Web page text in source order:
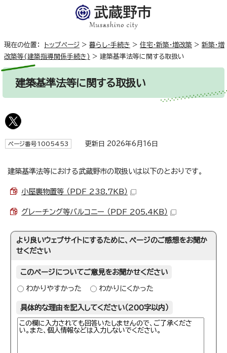
現在の位置： トップページ > 暮らし・手続き > 住宅・新築・増改築 > 新築・増
改築等(建築指導関係手続き) > 建築基準法等に関する取扱い
建築基準法等に関する取扱い
ページ番号1005453 更新日 2026年6月16日
建築基準法等における武蔵野市の取扱いは以下のとおりです。
小屋裏物置等 （PDF 238.7KB）
グレーチング等バルコニー （PDF 205.4KB）
より良いウェブサイトにするために、ページのご感想をお聞か
せください
このページについてご意見をお聞かせください
わかりやすかった わかりにくかった
具体的な理由を記入してください（200字以内）